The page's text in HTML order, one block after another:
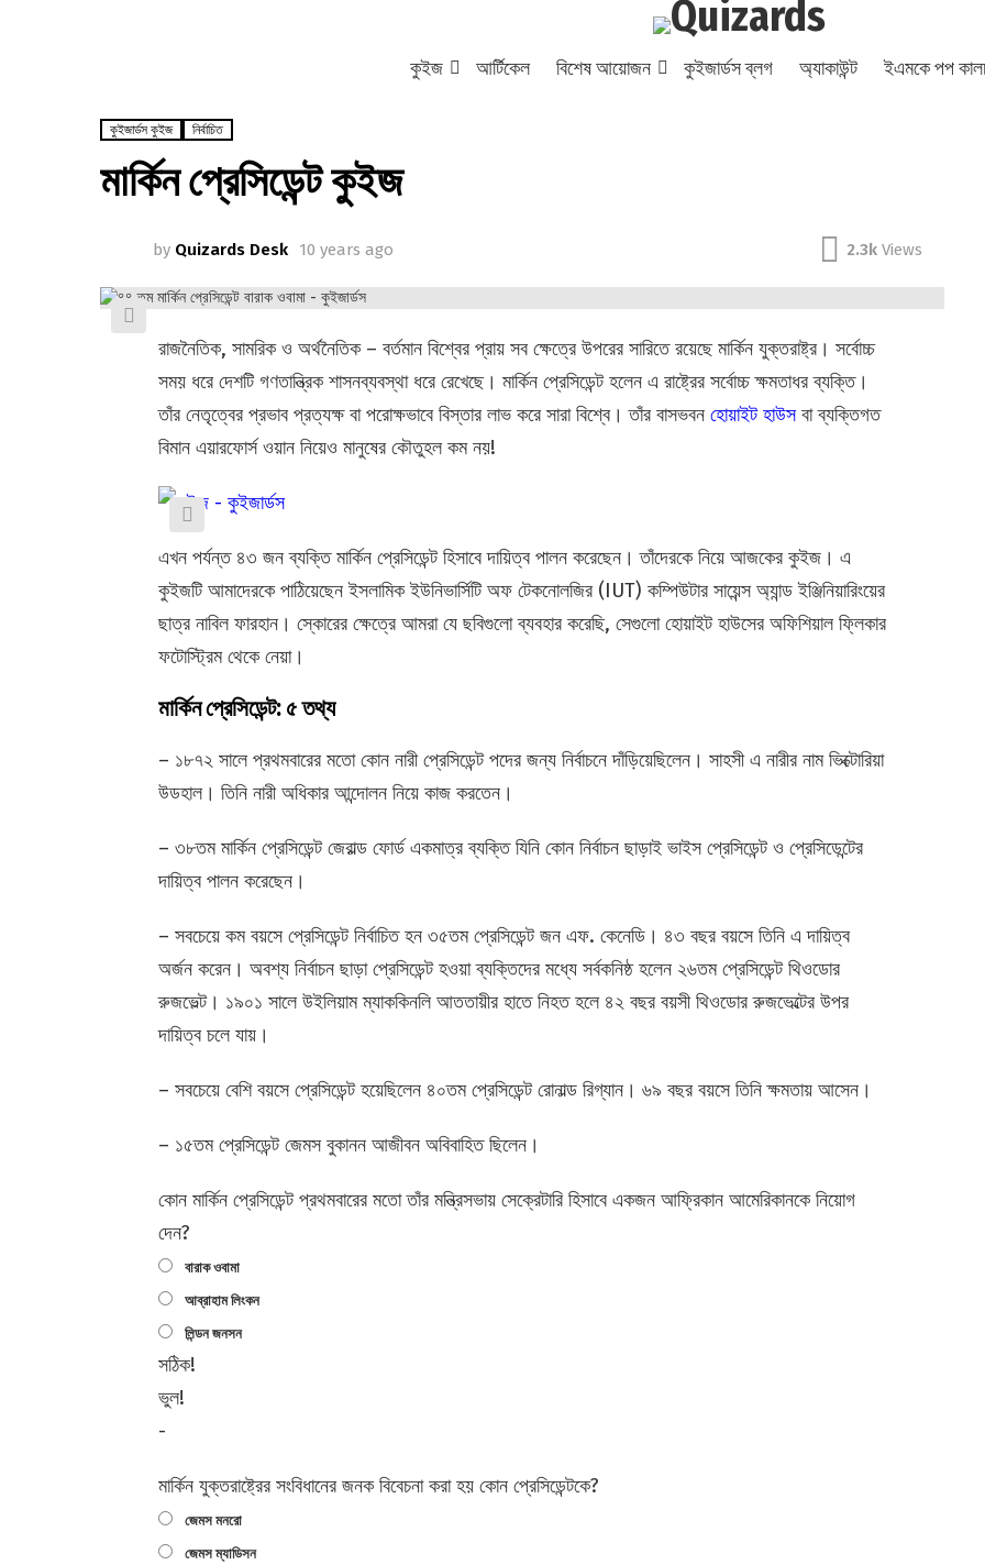
কুইজ আর্টিকেল বিশেষ আয়োজন কুইজার্ডস ব্লগ অ্যাকাউন্ট ইএমকে পপ
কুইজার্ডস কুইজ নির্বাচিত
মার্কিন প্রেসিডেন্ট কুইজ
by Quizards Desk 10 years ago 2.3k Views
রাজনৈতিক, সামরিক ও অর্থনৈতিক – বর্তমান বিশ্বের প্রায় সব ক্ষেত্রে উপরের সারিতে রয়েছে মার্কিন যুক্তরাষ্ট্র। সর্বোচ্চ
সময় ধরে দেশটি গণতান্ত্রিক শাসনব্যবস্থা ধরে রেখেছে। মার্কিন প্রেসিডেন্ট হলেন এ রাষ্ট্রের সর্বোচ্চ ক্ষমতাধর ব্যক্তি।
তাঁর নেতৃত্বের প্রভাব প্রত্যক্ষ বা পরোক্ষভাবে বিস্তার লাভ করে সারা বিশ্বে। তাঁর বাসভবন হোয়াইট হাউসবা ব্যক্তিগত
বিমান এয়ারফোর্স ওয়ান নিয়েও মানুষের কৌতুহল কম নয়!
এখন পর্যন্ত ৪৩ জন ব্যক্তি মার্কিন প্রেসিডেন্ট হিসাবে দায়িত্ব পালন করেছেন। তাঁদেরকে নিয়ে আজকের কুইজ। এ
কুইজটি আমাদেরকে পাঠিয়েছেন ইসলামিক ইউনিভার্সিটি অফ টেকনোলজির (IUT) কম্পিউটার সায়েন্স অ্যান্ড ইঞ্জিনিয়ারিংয়ের
ছাত্র নাবিল ফারহান। স্কোরের ক্ষেত্রে আমরা যে ছবিগুলো ব্যবহার করেছি, সেগুলো হোয়াইট হাউসের অফিশিয়াল ফ্লিকার
ফটোস্ট্রিম থেকে নেয়া।
মার্কিন প্রেসিডেন্ট: ৫ তথ্য
– ১৮৭২ সালে প্রথমবারের মতো কোন নারী প্রেসিডেন্ট পদের জন্য নির্বাচনে দাঁড়িয়েছিলেন। সাহসী এ নারীর নাম ভিক্টোরিয়া
উডহাল। তিনি নারী অধিকার আন্দোলন নিয়ে কাজ করতেন।
– ৩৮তম মার্কিন প্রেসিডেন্ট জেরাল্ড ফোর্ড একমাত্র ব্যক্তি যিনি কোন নির্বাচন ছাড়াই ভাইস প্রেসিডেন্ট ও প্রেসিডেন্টের
দায়িত্ব পালন করেছেন।
– সবচেয়ে কম বয়সে প্রেসিডেন্ট নির্বাচিত হন ৩৫তম প্রেসিডেন্ট জন এফ. কেনেডি। ৪৩ বছর বয়সে তিনি এ দায়িত্ব
অর্জন করেন। অবশ্য নির্বাচন ছাড়া প্রেসিডেন্ট হওয়া ব্যক্তিদের মধ্যে সর্বকনিষ্ঠ হলেন ২৬তম প্রেসিডেন্ট থিওডোর
রুজভেল্ট। ১৯০১ সালে উইলিয়াম ম্যাককিনলি আততায়ীর হাতে নিহত হলে ৪২ বছর বয়সী থিওডোর রুজভেল্টের উপর
দায়িত্ব চলে যায়।
– সবচেয়ে বেশি বয়সে প্রেসিডেন্ট হয়েছিলেন ৪০তম প্রেসিডেন্ট রোনাল্ড রিগ্যান। ৬৯ বছর বয়সে তিনি ক্ষমতায় আসেন।
– ১৫তম প্রেসিডেন্ট জেমস বুকানন আজীবন অবিবাহিত ছিলেন।
কোন মার্কিন প্রেসিডেন্ট প্রথমবারের মতো তাঁর মন্ত্রিসভায় সেক্রেটারি হিসাবে একজন আফ্রিকান আমেরিকানকে নিয়োগ
দেন?
বারাক ওবামা
আব্রাহাম লিংকন
লিন্ডন জনসন
সঠিক!
ভুল!
-
মার্কিন যুক্তরাষ্ট্রের সংবিধানের জনক বিবেচনা করা হয় কোন প্রেসিডেন্টকে?
জেমস মনরো
জেমস ম্যাডিসন